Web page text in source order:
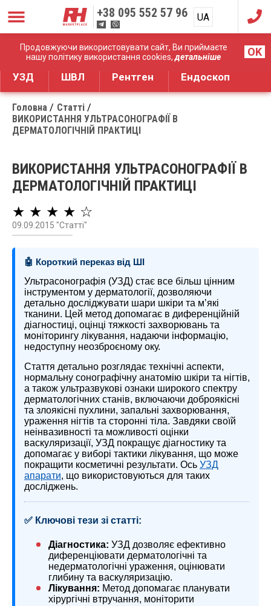
Продовжуючи використовувати сайт, Ви приймаєте
нашу політику використання cookies,детальніше OK
+38 095 552 57 96 UA
RU
Дистрибуція медичного обладнання
УЗД ШВЛ Рентген Ендоскоп
Головна
Статті
ВИКОРИСТАННЯ УЛЬТРАСОНОГРАФІЇ В
ДЕРМАТОЛОГІЧНІЙ ПРАКТИЦІ
ВИКОРИСТАННЯ УЛЬТРАСОНОГРАФІЇ В
ДЕРМАТОЛОГІЧНІЙ ПРАКТИЦІ
★ ★ ★ ★ ☆
09.09.2015 "Статті"
🤖 Короткий переказ від ШІ
Ультрасонографія (УЗД) стає все більш цінним
інструментом у дерматології, дозволяючи
детально досліджувати шари шкіри та м’які
тканини. Цей метод допомагає в диференційній
діагностиці, оцінці тяжкості захворювань та
моніторингу лікування, надаючи інформацію,
недоступну неозброєному оку.
Стаття детально розглядає технічні аспекти,
нормальну сонографічну анатомію шкіри та нігтів,
а також ультразвукові ознаки широкого спектру
дерматологічних станів, включаючи доброякісні
та злоякісні пухлини, запальні захворювання,
ураження нігтів та сторонні тіла. Завдяки своїй
неінвазивності та можливості оцінки
васкуляризації, УЗД покращує діагностику та
допомагає у виборі тактики лікування, що може
покращити косметичні результати. Ось УЗД
апарати, що використовуються для таких
досліджень.
✅ Ключові тези зі статті:
Діагностика: УЗД дозволяє ефективно
диференціювати дерматологічні та
недерматологічні ураження, оцінювати
глибину та васкуляризацію.
Лікування: Метод допомагає планувати
хірургічні втручання, моніторити